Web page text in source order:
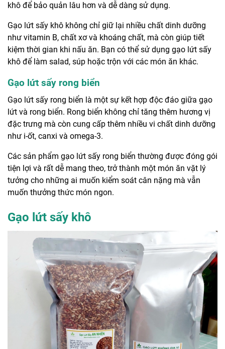
khô để bảo quản lâu hơn và dễ dàng sử dụng.
Gạo lứt sấy khô không chỉ giữ lại nhiều chất dinh dưỡng
như vitamin B, chất xơ và khoáng chất, mà còn giúp tiết
kiệm thời gian khi nấu ăn. Bạn có thể sử dụng gạo lứt sấy
khô để làm salad, súp hoặc trộn với các món ăn khác.
Gạo lứt sấy rong biển
Gạo lứt sấy rong biển là một sự kết hợp độc đáo giữa gạo
lứt và rong biển. Rong biển không chỉ tăng thêm hương vị
đặc trưng mà còn cung cấp thêm nhiều vi chất dinh dưỡng
như i-ốt, canxi và omega-3.
Các sản phẩm gạo lứt sấy rong biển thường được đóng gói
tiện lợi và rất dễ mang theo, trở thành một món ăn vặt lý
tưởng cho những ai muốn kiểm soát cân nặng mà vẫn
muốn thưởng thức món ngon.
Gạo lứt sấy khô